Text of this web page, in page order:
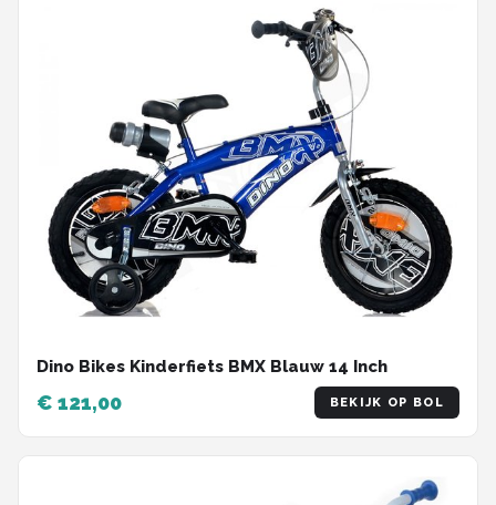
Dino Bikes Kinderfiets BMX Blauw 14 Inch
€ 121,00 BEKIJK OP BOL